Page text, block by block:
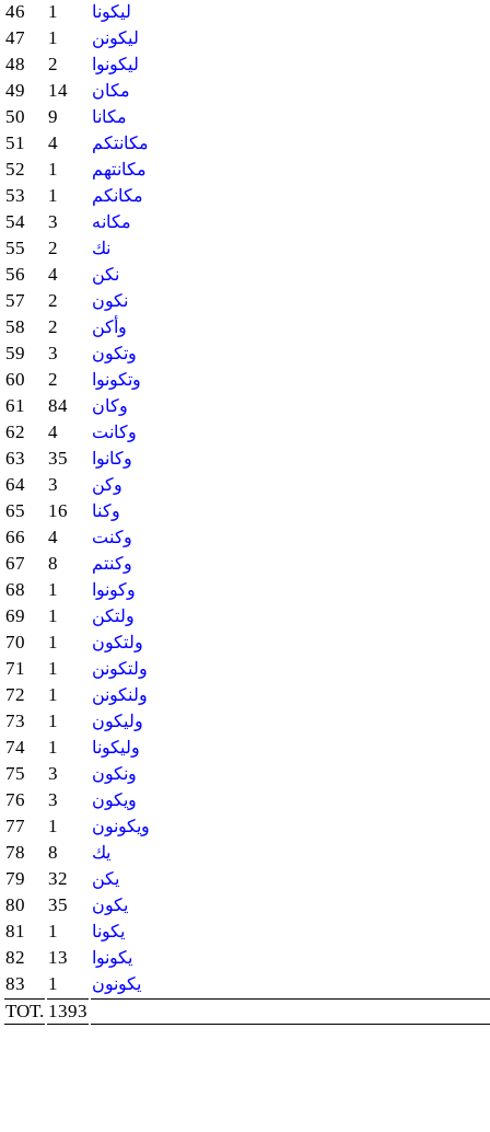
46 1 ليكونا
47 1 ليكونن
48 2 ليكونوا
49 14 مكان
50 9 مكانا
51 4 مكانتكم
52 1 مكانتهم
53 1 مكانكم
54 3 مكانه
55 2 نك
56 4 نكن
57 2 نكون
58 2 وأكن
59 3 وتكون
60 2 وتكونوا
61 84 وكان
62 4 وكانت
63 35 وكانوا
64 3 وكن
65 16 وكنا
66 4 وكنت
67 8 وكنتم
68 1 وكونوا
69 1 ولتكن
70 1 ولتكون
71 1 ولتكونن
72 1 ولنكونن
73 1 وليكون
74 1 وليكونا
75 3 ونكون
76 3 ويكون
77 1 ويكونون
78 8 يك
79 32 يكن
80 35 يكون
81 1 يكونا
82 13 يكونوا
83 1 يكونون
TOT. 1393